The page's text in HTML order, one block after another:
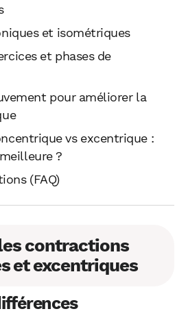
et isométriques
et phases de
pour améliorer la
vs excentrique :
?
(FAQ)
contractions
et excentriques